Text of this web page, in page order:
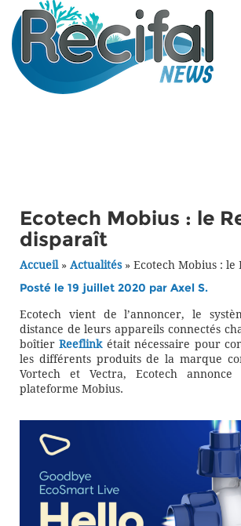
Ecotech Mobius : le
disparaît
Accueil» Actualités» Ecotech Mobius :
Posté le 19 juillet 2020 par Axel S.
Ecotech vient de l’annoncer, le
distance de leurs appareils connectés
boîtierReeflinkétait nécessaire pour
les différents produits de la marque
Vortech et Vectra, Ecotech
plateforme Mobius.